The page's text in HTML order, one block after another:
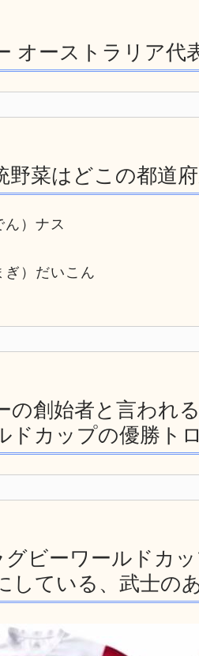
ーストラリア代
菜はどこの都道府
ん）ナス
ぎ）だいこん
創始者と言われる
ドカップの優勝ト
ビーワールドカ
している、武士の